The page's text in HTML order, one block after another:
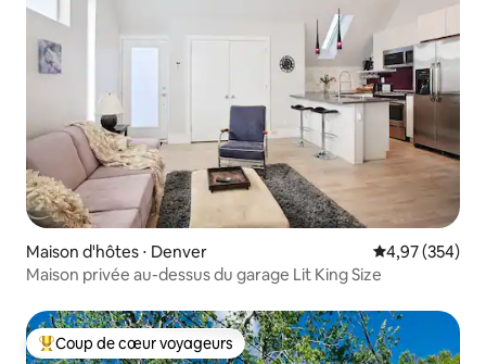
Maison d'hôtes ⋅ Denver Évaluation
4,97 (354)
Maison privée au-dessus du garage Lit King Size
Coups de cœur voyageurs les plus appréciés
Coup de cœur voyageurs